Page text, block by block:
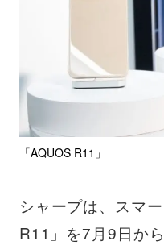
「AQUOS R11」
シャープは、スマ
R11」を7月9日か